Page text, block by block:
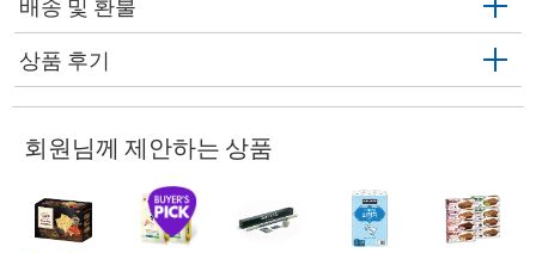
배송 및 환불
상품 후기
회원님께 제안하는 상품